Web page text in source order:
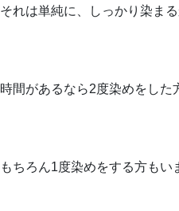
それは単純に、しっかり染まる
時間があるなら2度染めをした
もちろん1度染めをする方も